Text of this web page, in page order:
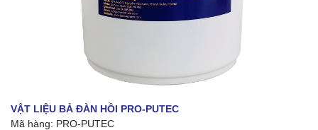
VẬT LIỆU BẢ ĐÀN HỒI PRO-PUTEC
Mã hàng: PRO-PUTEC